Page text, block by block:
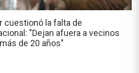
cuestionó la falta de
"Dejan afuera a vecinos
de 20 años"